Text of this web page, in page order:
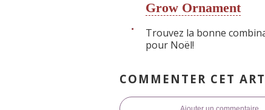
Grow Ornament
Trouvez la bonne
pour Noël!
COMMENTER CET